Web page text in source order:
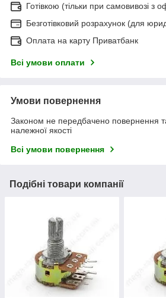
Готівкою (тільки при самовивозі з
Безготівковий розрахунок (для
Оплата на карту Приватбанк
Всі умови оплати
Умови повернення
Законом не передбачено повернення
належної якості
Всі умови повернення
Подібні товари компанії